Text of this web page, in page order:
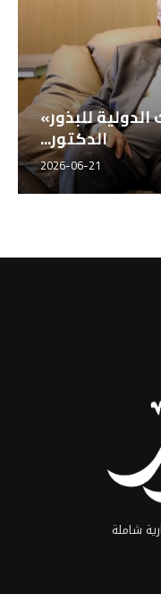
للبذور»
الدكتور...
2026-06-21
شاملة